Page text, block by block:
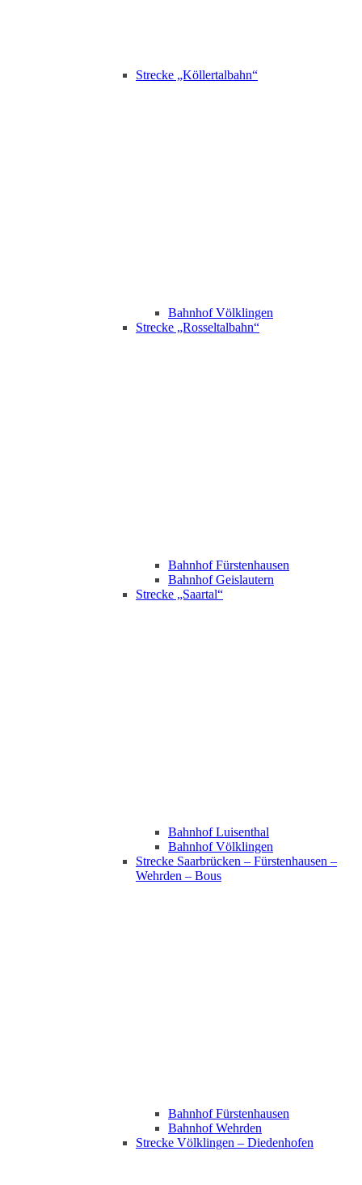
Strecke „Köllertalbahn“
Bahnhof Völklingen
Strecke „Rosseltalbahn“
Bahnhof Fürstenhausen
Bahnhof Geislautern
Strecke „Saartal“
Bahnhof Luisenthal
Bahnhof Völklingen
Strecke Saarbrücken – Fürstenhausen –
Wehrden – Bous
Bahnhof Fürstenhausen
Bahnhof Wehrden
Strecke Völklingen – Diedenhofen